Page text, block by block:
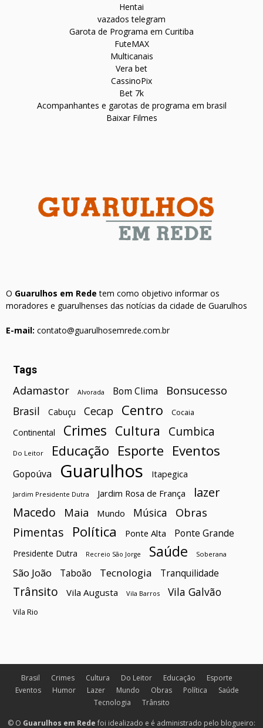
Hentai
vazados telegram
Garota de Programa em Curitiba
FuteMAX
Multicanais
Vera bet
CassinoPix
Bet 7k
Acompanhantes e garotas de programa em brasil
Baixar Filmes
O Guarulhos em Rede tem como objetivo informar os
moradores e guarulhenses das notícias da cidade de Guarulhos
E-mail: contato@guarulhosemrede.com.br
Tags
Adamastor Alvorada Bom Clima Bonsucesso
Brasil Cabuçu Cecap Centro Cocaia
Continental Crimes Cultura Cumbica
Do Leitor Educação Esporte Eventos
Gopoúva Guarulhos Itapegica
Jardim Presidente Dutra Jardim Rosa de França
lazer
Macedo
Maia Mundo Música Obras
Pimentas Política Ponte Alta Ponte Grande
Presidente Dutra Recreio São Jorge Saúde Soberana
São João Taboão Tecnologia Tranquilidade
Trânsito Vila Augusta Vila Barros Vila Galvão
Vila Rio
Brasil Crimes Cultura Do Leitor Educação
Esporte
Eventos
Humor Lazer Mundo Obras Política
Saúde
Tecnologia
Trânsito
© O Guarulhos em Rede foi idealizado e é administrado pelo blogueiro: